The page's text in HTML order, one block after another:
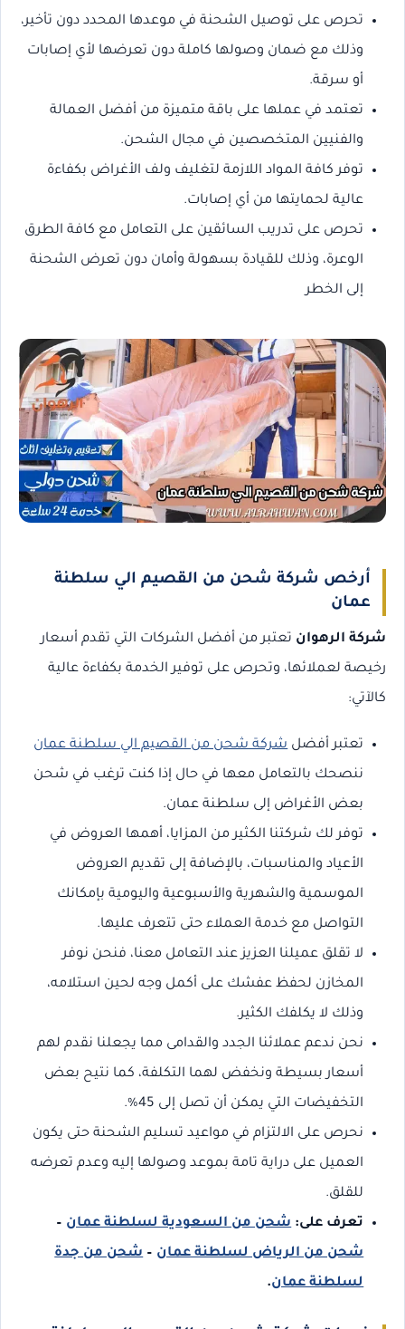
تحرص على توصيل الشحنة في موعدها المحدد دون تأخير،
وذلك مع ضمان وصولها كاملة دون تعرضها لأي إصابات
أو سرقة.
تعتمد في عملها على باقة متميزة من أفضل العمالة
والفنيين المتخصصين في مجال الشحن.
توفر كافة المواد اللازمة لتغليف ولف الأغراض بكفاءة
عالية لحمايتها من أي إصابات.
تحرص على تدريب السائقين على التعامل مع كافة الطرق
الوعرة، وذلك للقيادة بسهولة وأمان دون تعرض الشحنة
إلى الخطر
أرخص شركة شحن من القصيم الي سلطنة
عمان
شركة الرهوان تعتبر من أفضل الشركات التي تقدم أسعار
رخيصة لعملائها، وتحرص على توفير الخدمة بكفاءة عالية
كالآتي:
تعتبر أفضلشركة شحن من القصيم الي سلطنة عمان
ننصحك بالتعامل معها في حال إذا كنت ترغب في شحن
بعض الأغراض إلى سلطنة عمان.
توفر لك شركتنا الكثير من المزايا، أهمها العروض في
الأعياد والمناسبات، بالإضافة إلى تقديم العروض
الموسمية والشهرية والأسبوعية واليومية بإمكانك
التواصل مع خدمة العملاء حتى تتعرف عليها.
لا تقلق عميلنا العزيز عند التعامل معنا، فنحن نوفر
المخازن لحفظ عفشك على أكمل وجه لحين استلامه،
وذلك لا يكلفك الكثير.
نحن ندعم عملائنا الجدد والقدامى مما يجعلنا نقدم لهم
أسعار بسيطة ونخفض لهما التكلفة، كما نتيح بعض
التخفيضات التي يمكن أن تصل إلى 45%.
نحرص على الالتزام في مواعيد تسليم الشحنة حتى يكون
العميل على دراية تامة بموعد وصولها إليه وعدم تعرضه
للقلق.
تعرف على:شحن من السعودية لسلطنة عمان –
شحن من الرياض لسلطنة عمان –شحن من جدة
لسلطنة عمان.